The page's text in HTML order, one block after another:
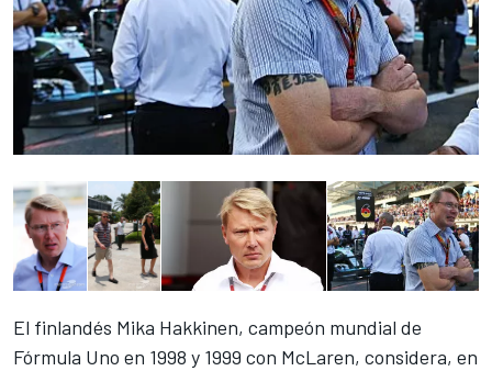
El finlandés Mika Hakkinen, campeón mundial de
Fórmula Uno en 1998 y 1999 con McLaren, considera, en